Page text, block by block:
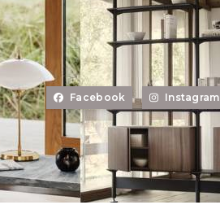
Facebook Instagram